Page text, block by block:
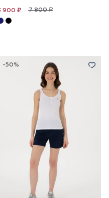
7 800 ₽
900 ₽
-50%